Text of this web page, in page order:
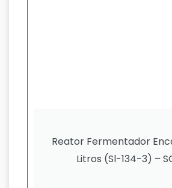
Reator Fermentador
Litros (Sl-134-3) –